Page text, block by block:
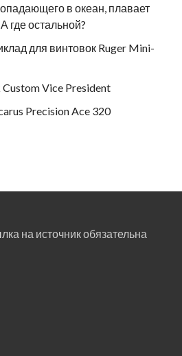
в океан, плавает
где остальной?
для винтовок Ruger Mini-
Vice President
Precision Ace 320
на источник обязательна